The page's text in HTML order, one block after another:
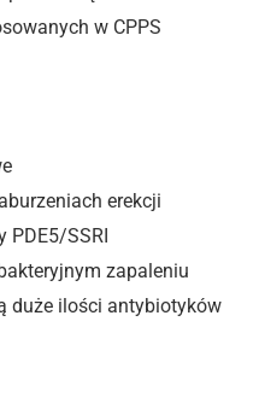
w CPPS
erekcji
PDE5/SSRI
zapaleniu
duże ilości antybiotyków